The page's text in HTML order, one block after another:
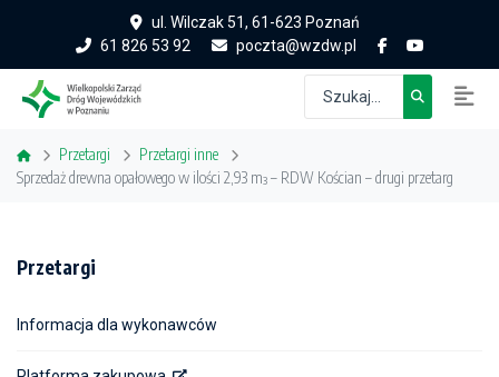
ul. Wilczak 51, 61-623 Poznań
61 826 53 92
poczta@wzdw.pl
Przetargi
Przetargi inne
Sprzedaż drewna opałowego w ilości 2,93 m³ – RDW Kościan – drugi przetarg
Przetargi
Informacja dla wykonawców